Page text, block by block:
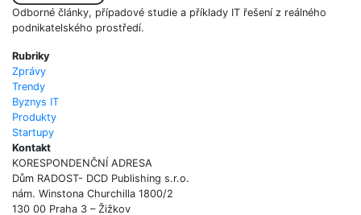
Odborné články, případové studie a příklady IT řešení z reálného
podnikatelského prostředí.
Rubriky
Zprávy
Trendy
Byznys IT
Produkty
Startupy
Kontakt
KORESPONDENČNÍ ADRESA
Dům RADOST- DCD Publishing s.r.o.
nám. Winstona Churchilla 1800/2
130 00 Praha 3 – Žižkov